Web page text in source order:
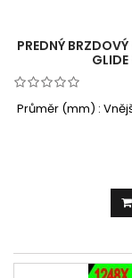
PREDNÝ
Průměr (mm) :